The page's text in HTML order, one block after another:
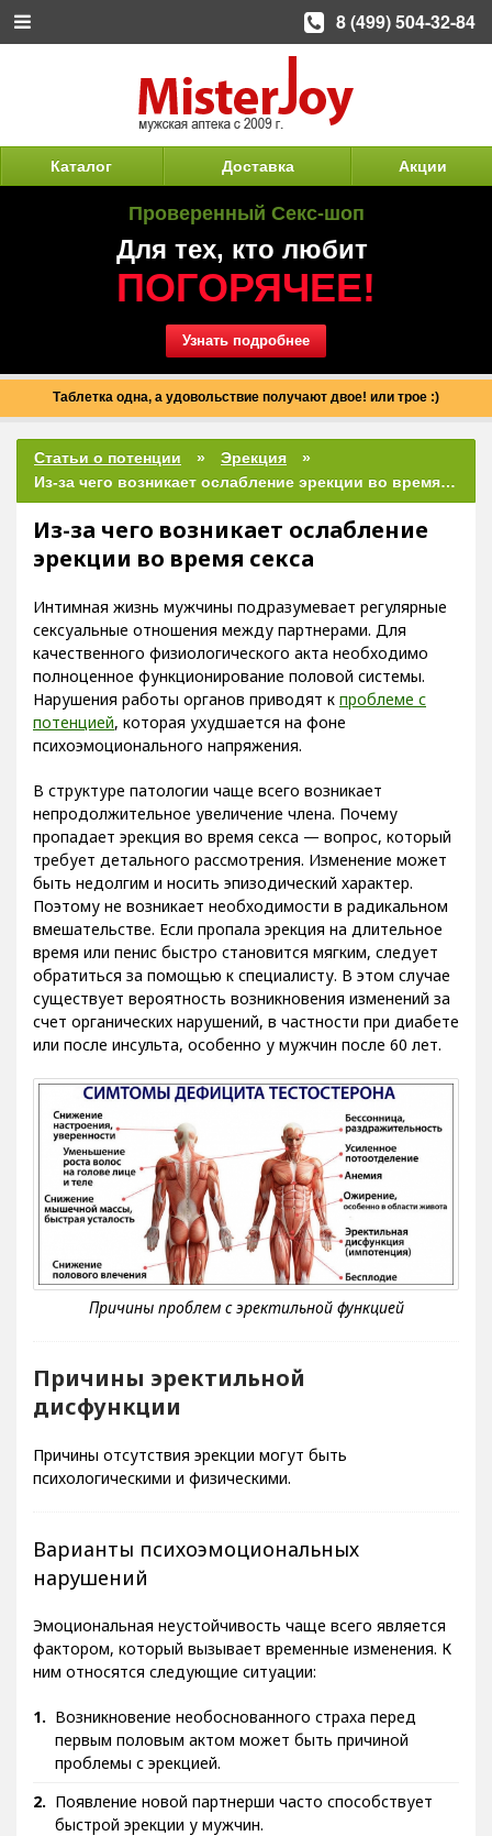
Каталог Доставка Акции
Проверенный Секс-шоп
Для тех, кто любит
ПОГОРЯЧЕЕ!
Узнать подробнее
Таблетка одна, а удовольствие получают двое! или трое :)
Статьи о потенции
Эрекция
Из-за чего возникает ослабление эрекции во время секса
Из-за чего возникает ослабление
эрекции во время секса
Интимная жизнь мужчины подразумевает регулярные
сексуальные отношения между партнерами. Для
качественного физиологического акта необходимо
полноценное функционирование половой системы.
Нарушения работы органов приводят к проблеме с
потенцией, которая ухудшается на фоне
психоэмоционального напряжения.
В структуре патологии чаще всего возникает
непродолжительное увеличение члена. Почему
пропадает эрекция во время секса — вопрос, который
требует детального рассмотрения. Изменение может
быть недолгим и носить эпизодический характер.
Поэтому не возникает необходимости в радикальном
вмешательстве. Если пропала эрекция на длительное
время или пенис быстро становится мягким, следует
обратиться за помощью к специалисту. В этом случае
существует вероятность возникновения изменений за
счет органических нарушений, в частности при диабете
или после инсульта, особенно у мужчин после 60 лет.
Причины эректильной
дисфункции
Причины отсутствия эрекции могут быть
психологическими и физическими.
Варианты психоэмоциональных
нарушений
Эмоциональная неустойчивость чаще всего является
фактором, который вызывает временные изменения. К
ним относятся следующие ситуации:
Возникновение необоснованного страха перед
первым половым актом может быть причиной
проблемы с эрекцией.
Появление новой партнерши часто способствует
быстрой эрекции у мужчин.
8 (499) 504-32-84